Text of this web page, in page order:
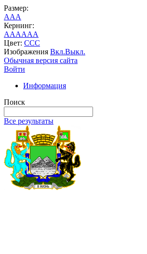
Размер:
AAA
Кернинг:
AAAAAA
Цвет: CCC
Изображения Вкл.Выкл.
Обычная версия сайта
Войти
Информация
Поиск
Все результаты